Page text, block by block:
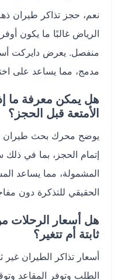
نعم، حجز تذاكر طيران ذهاب
الرياض غالبًا ما يكون أوفر
منفصل. يعرض دايركت أسعار
مدمج، مما يساعد على اختيار
هل يمكن معرفة ما إذا
الأمتعة قبل الحجز؟
يوضح محرك بحث طيران
إتمام الحجز، بما في ذلك
المشمولة، مما يساعد المسافر
الحقيقي للتذكرة دون مفاجآت
هل أسعار الرحلات من
ثابتة أم تتغير؟
أسعار تذاكر الطيران غير ثابتة
الطلب وتوفر المقاعد وتوقيت